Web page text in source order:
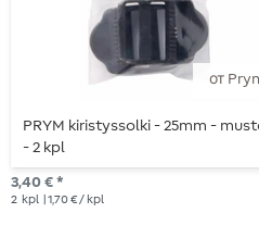
от
PRYM kiristyssolki - 25mm -
- 2 kpl
3,40 € *
2 kpl | 1,70 € / kpl